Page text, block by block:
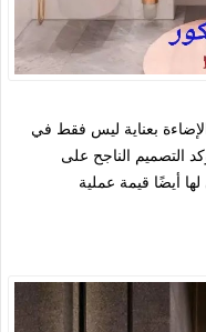
بعناية ليس فقط في
التصميم الناجح على
أيضًا قيمة عملية